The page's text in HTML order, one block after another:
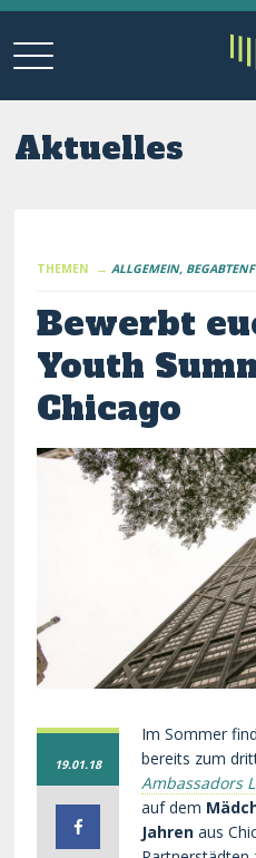
Aktuelles
THEMEN → ALLGEMEIN
Bewerbt
Youth
Chicago
19.01.18
Im Sommer
bereits zum
Ambassadors
auf dem
Jahren aus